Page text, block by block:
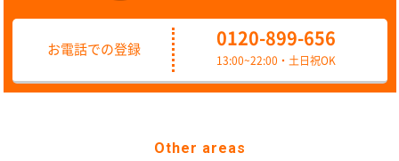
お電話での登録
0120-899-656
13:00~22:00・土日祝OK
Other areas